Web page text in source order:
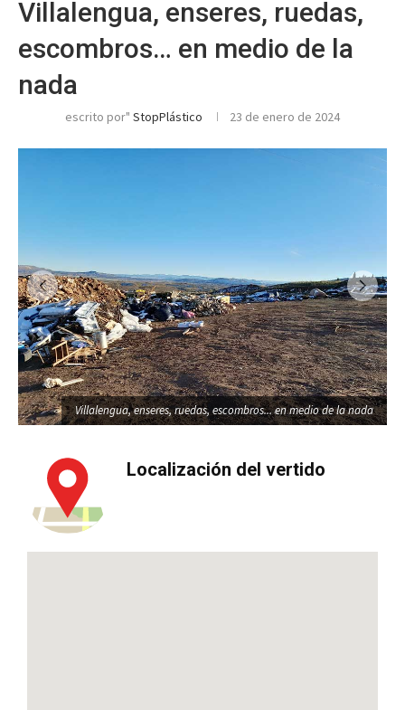
Villalengua, enseres, ruedas,
escombros… en medio de la
nada
escrito por" StopPlástico 23 de enero de 2024
enseres, ruedas, escombros... en medio de la nada
enseres, ruedas, escombros... en medio de la nadaVillalengua, enseres, ruedas, escombros... en medio
Villalengua, enseres, ruedas, escombros... en
Localización del vertido